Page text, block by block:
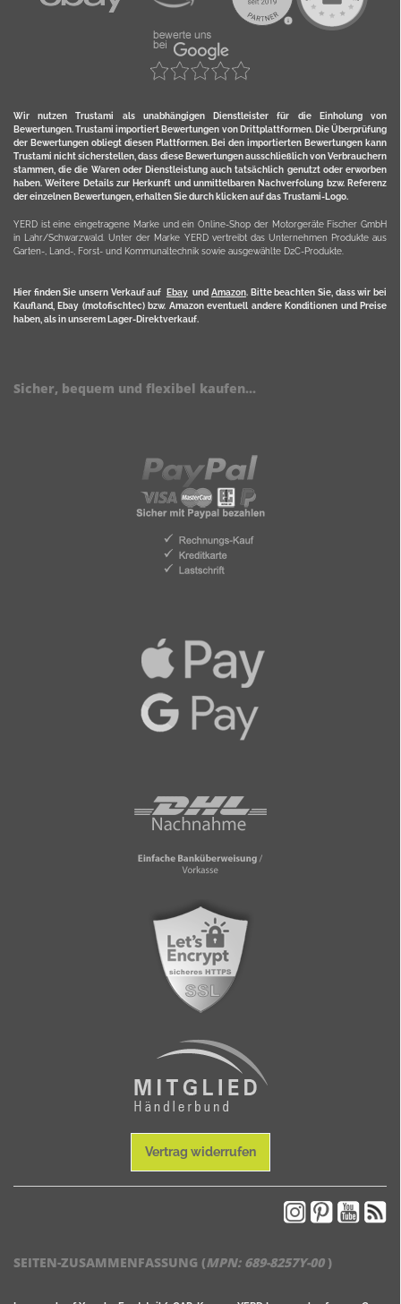
Wir nutzen Trustami als unabhängigen Dienstleister für die Einholung von
Bewertungen. Trustami importiert Bewertungen von Drittplattformen. Die Überprüfung
der Bewertungen obliegt diesen Plattformen. Bei den importierten Bewertungen kann
Trustami nicht sicherstellen, dass diese Bewertungen ausschließlich von Verbrauchern
stammen, die die Waren oder Dienstleistung auch tatsächlich genutzt oder erworben
haben. Weitere Details zur Herkunft und unmittelbaren Nachverfolung bzw. Referenz
der einzelnen Bewertungen, erhalten Sie durch klicken auf das Trustami-Logo.
YERD ist eine eingetragene Marke und ein Online-Shop der Motorgeräte Fischer GmbH
in Lahr/Schwarzwald. Unter der Marke YERD vertreibt das Unternehmen Produkte aus
Garten-, Land-, Forst- und Kommunaltechnik sowie ausgewählte D2C-Produkte.
Hier finden Sie unsern Verkauf auf Ebayund Amazon. Bitte beachten Sie, dass wir bei
Kaufland, Ebay (motofischtec) bzw. Amazon eventuell andere Konditionen und Preise
haben, als in unserem Lager-Direktverkauf.
Sicher, bequem und flexibel kaufen...
Vertrag widerrufen
SEITEN-ZUSAMMENFASSUNG (MPN: 689-8257Y-00)